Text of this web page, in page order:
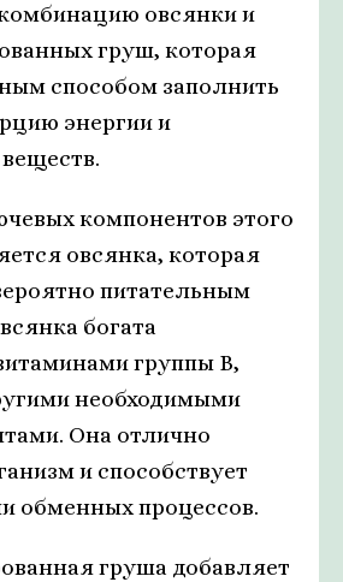
овсянки и
груш, которая
способом заполнить
энергии и
компонентов этого
овсянка, которая
питательным
богата
группы В,
необходимыми
Она отлично
и способствует
обменных процессов.
груша добавляет